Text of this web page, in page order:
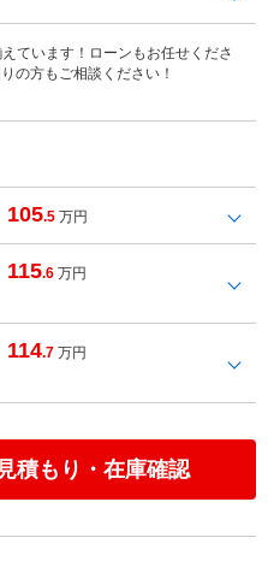
ています！ローンもお任せくださ
の方もご相談ください！
105.5 万円
115.6 万円
114.7 万円
見積もり・在庫確認